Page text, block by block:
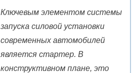
Ключевым элементом системы
запуска силовой установки
современных автомобилей
является стартер. В
конструктивном плане, это